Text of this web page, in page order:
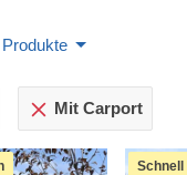
Mit Carport
Schnell